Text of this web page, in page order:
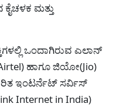
ಮತ್ತು
ಒಂದಾಗಿರುವ ಎಲಾನ್
ಹಾಗೂ ಜಿಯೋ(Jio)
ಇಂಟರ್ನೆಟ್ ಸರ್ವಿಸ್
Internet in India)